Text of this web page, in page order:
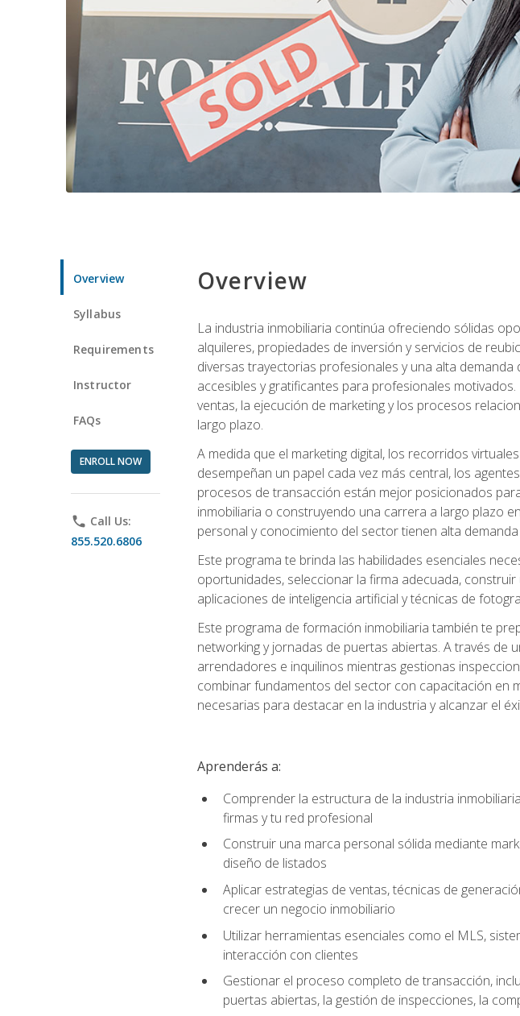
Overview
Syllabus
Requirements
Instructor
FAQs
ENROLL NOW
phone Call Us:
855.520.6806
Overview
La industria inmobiliaria continúa ofreciendo sólidas
alquileres, propiedades de inversión y servicios de
diversas trayectorias profesionales y una alta
accesibles y gratificantes para profesionales
ventas, la ejecución de marketing y los procesos
largo plazo.
A medida que el marketing digital, los recorridos
desempeñan un papel cada vez más central, los
procesos de transacción están mejor posicionados
inmobiliaria o construyendo una carrera a largo plazo
personal y conocimiento del sector tienen alta
Este programa te brinda las habilidades esenciales
oportunidades, seleccionar la firma adecuada,
aplicaciones de inteligencia artificial y técnicas de
Este programa de formación inmobiliaria también te
networking y jornadas de puertas abiertas. A través
arrendadores e inquilinos mientras gestionas
combinar fundamentos del sector con capacitación en
necesarias para destacar en la industria y alcanzar el
Aprenderás a:
Comprender la estructura de la industria
firmas y tu red profesional
Construir una marca personal sólida mediante
diseño de listados
Aplicar estrategias de ventas, técnicas de
crecer un negocio inmobiliario
Utilizar herramientas esenciales como el MLS,
interacción con clientes
Gestionar el proceso completo de transacción,
puertas abiertas, la gestión de inspecciones, la